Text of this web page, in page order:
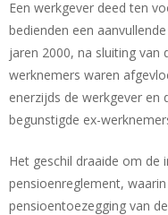
Een werkgever deed ten
bedienden een
jaren 2000, na sluiting van
werknemers waren
enerzijds de werkgever en
begunstigde ex-
Het geschil draaide om de
pensioenreglement,
pensioentoezegging van